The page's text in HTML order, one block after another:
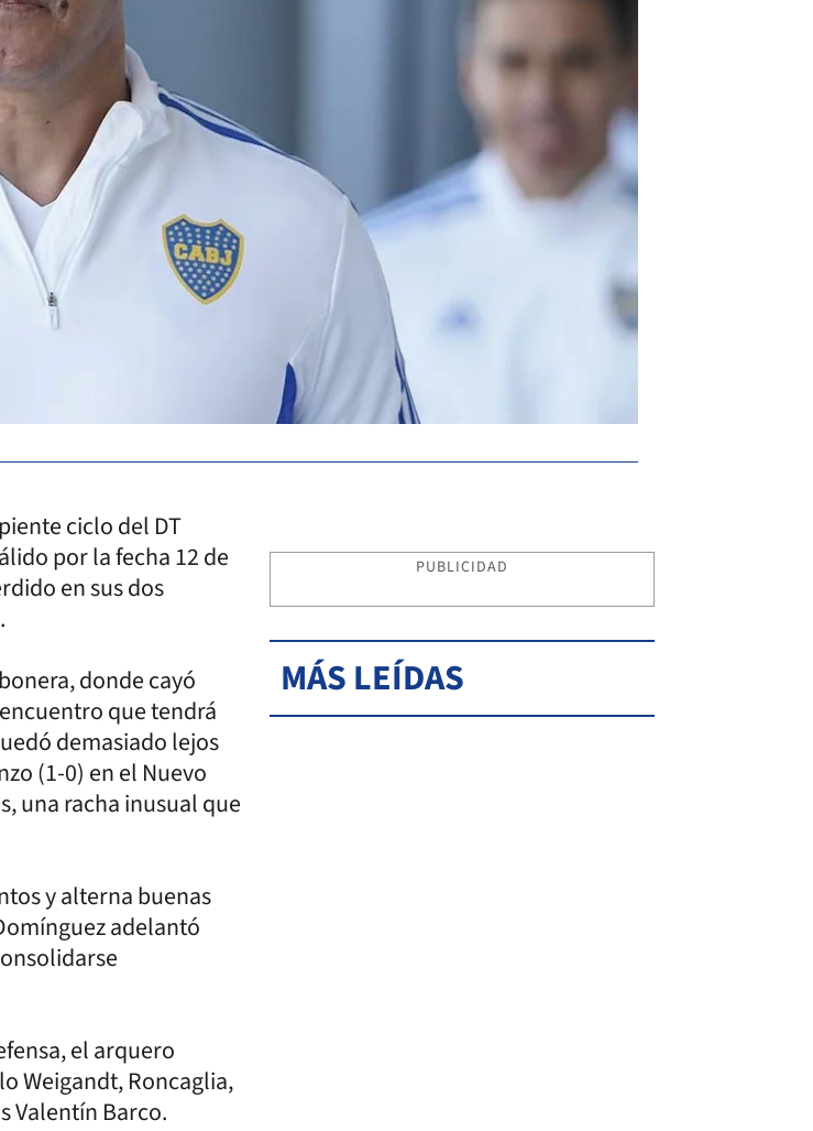
ciclo del DT
por la fecha 12 de
en sus dos
donde cayó
que tendrá
demasiado lejos
(1-0) en el Nuevo
una racha inusual que
y alterna buenas
adelantó
el arquero
Weigandt, Roncaglia,
Valentín Barco.
PUBLICIDAD
MÁS LEÍDAS